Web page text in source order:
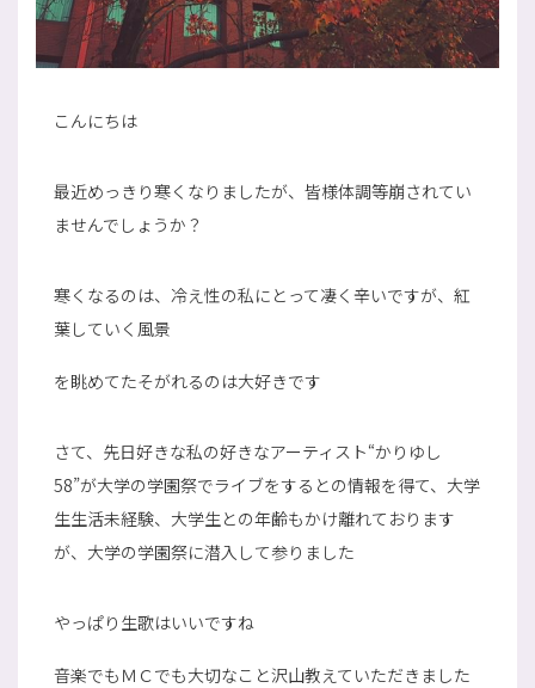
こんにちは
最近めっきり寒くなりましたが、皆様体調等崩されてい
ませんでしょうか？
寒くなるのは、冷え性の私にとって凄く辛いですが、紅
葉していく風景
を眺めてたそがれるのは大好きです
さて、先日好きな私の好きなアーティスト“かりゆし
58”が大学の学園祭でライブをするとの情報を得て、大学
生生活未経験、大学生との年齢もかけ離れております
が、大学の学園祭に潜入して参りました
やっぱり生歌はいいですね
音楽でもＭＣでも大切なこと沢山教えていただきました